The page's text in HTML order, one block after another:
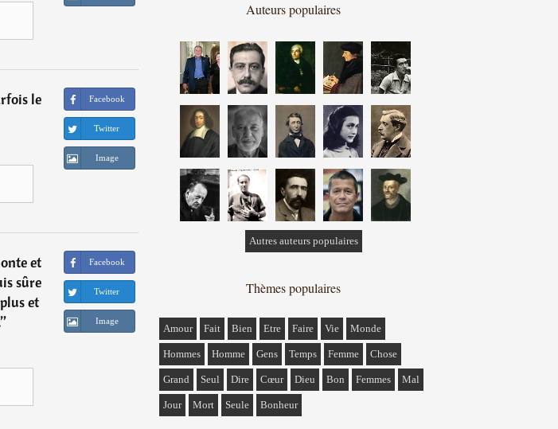
le
Facebook
Twitter
Image
et
sûre
et
”
Facebook
Twitter
Image
Auteurs populaires
Autres auteurs populaires
Thèmes populaires
Amour Fait Bien Etre Faire Vie Monde
Hommes Homme Gens Temps Femme Chose
Grand Seul Dire Cœur Dieu Bon Femmes Mal
Jour Mort Seule Bonheur